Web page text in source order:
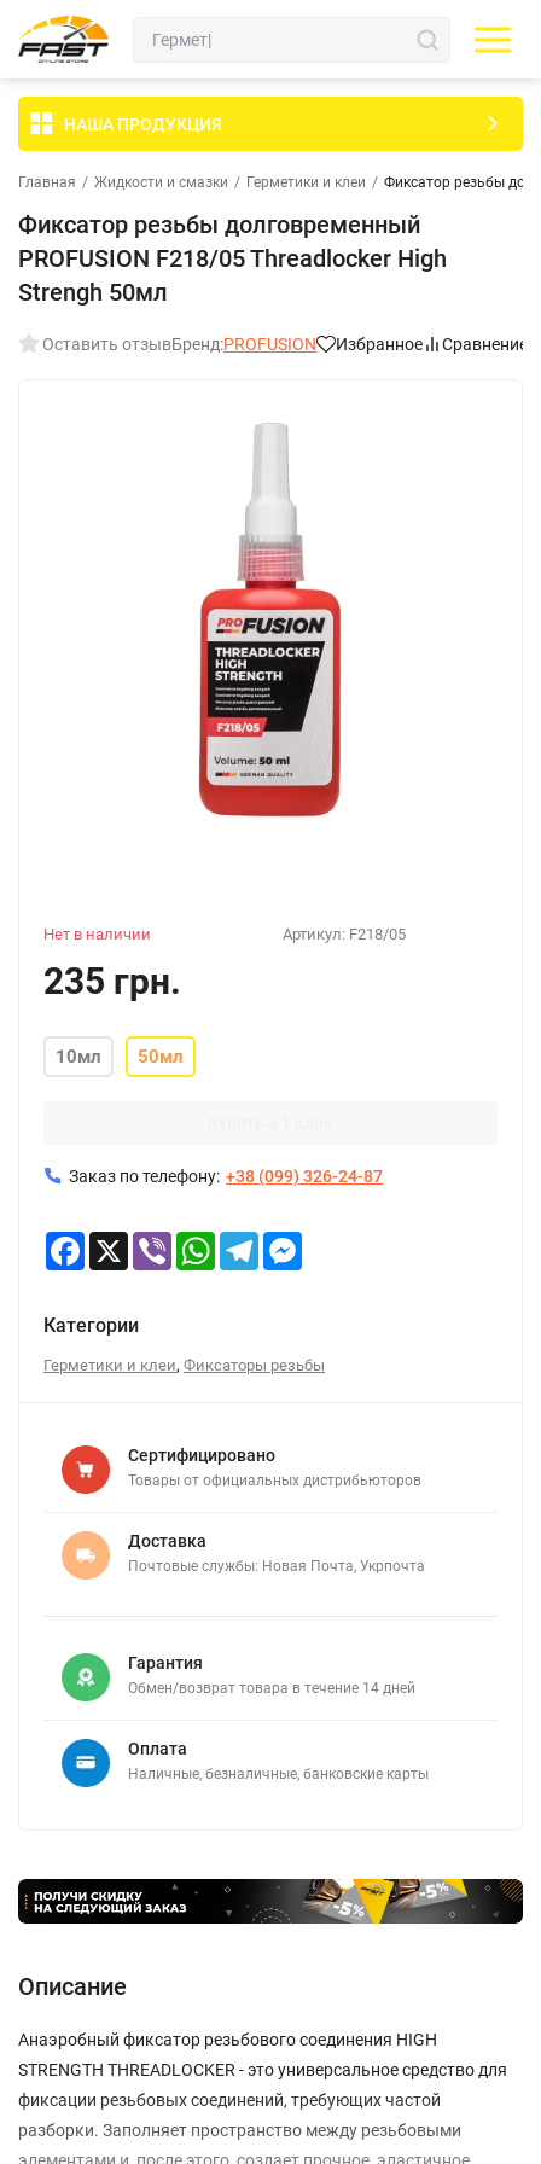
НАША ПРОДУКЦИЯ
Главная / Жидкости и смазки / Герметики и клеи / Фиксатор резьбы
Фиксатор резьбы долговременный
PROFUSION F218/05 Threadlocker High
Strengh 50мл
Оставить отзывБренд:PROFUSION Избранное Сравнение
Артикул: F218/05
Нет в наличии
235 грн.
10мл 50мл
Заказ по телефону: +38 (099) 326-24-87
Facebook
X Viber WhatsApp
Telegram
Категории
Герметики и клеи, Фиксаторы резьбы
Сертифицировано
Товары от официальных дистрибьюторов
Доставка
Почтовые службы: Новая Почта, Укрпочта
Гарантия
Обмен/возврат товара в течение 14 дней
Оплата
Наличные, безналичные, банковские карты
Описание
Анаэробный фиксатор резьбового соединения HIGH
STRENGTH THREADLOCKER - это универсальное средство для
фиксации резьбовых соединений, требующих частой
разборки. Заполняет пространство между резьбовыми